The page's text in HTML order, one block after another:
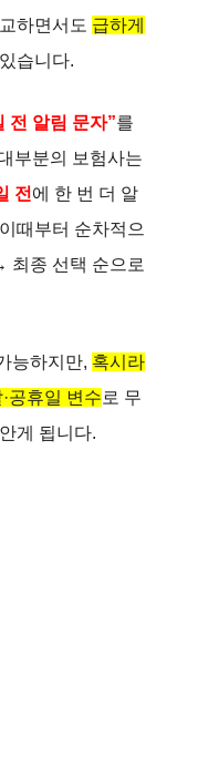
하면서도 급하게
습니다.
전 알림 문자”를
부분의 보험사는
전 에 한 번 더 알
때부터 순차적으
최종 선택 순으로
능하지만, 혹시라
공휴일 변수 로 무
게 됩니다.